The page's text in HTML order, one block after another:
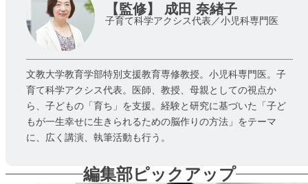
【監修】 成田 奈緖子
子育て科学アクシス代表／小児科専門医
文教大学教育学部特別支援教育専修教授。小児科専門医。子
育て科学アクシス代表。医師、教授、母親としての視点か
ら、子どもの「育ち」を支援。経験と研究に基づいた「子ど
もが一生幸せに生きられるための脳作りの方法」をテーマ
に、広く講演、執筆活動も行う。
編集部ピックアップ